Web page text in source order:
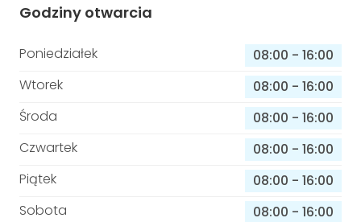
Godziny otwarcia
Poniedziałek 08:00 - 16:00
Wtorek
08:00 - 16:00
Środa
08:00 - 16:00
Czwartek
08:00 - 16:00
Piątek
08:00 - 16:00
Sobota
08:00 - 16:00